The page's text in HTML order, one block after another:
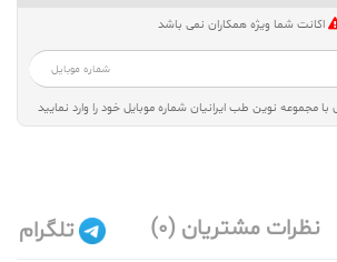
اکانت شما ویژه همکاران نمی باشد
مجموعه نوین طب ایرانیان شماره موبایل خود را وارد نمایید
نظرات مشتریان (0) تلگرام